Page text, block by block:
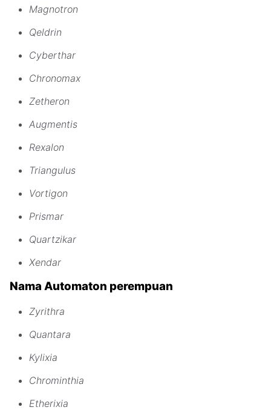
Magnotron
Qeldrin
Cyberthar
Chronomax
Zetheron
Augmentis
Rexalon
Triangulus
Vortigon
Prismar
Quartzikar
Xendar
Nama Automaton perempuan
Zyrithra
Quantara
Kylixia
Chrominthia
Etherixia